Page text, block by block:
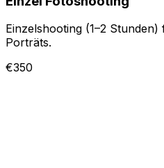
Einzelshooting (1–2
Porträts.
€350